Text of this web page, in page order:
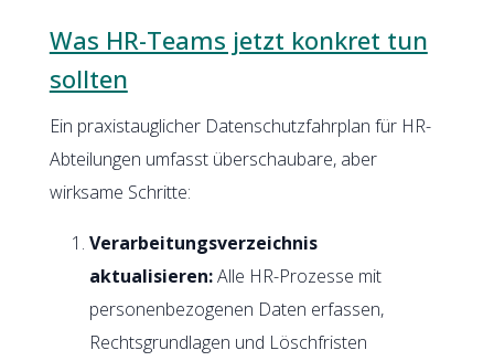
Was HR-Teams jetzt konkret tun
sollten
Ein praxistauglicher Datenschutzfahrplan für HR-
Abteilungen umfasst überschaubare, aber
wirksame Schritte:
Verarbeitungsverzeichnis
aktualisieren:Alle HR-Prozesse mit
personenbezogenen Daten erfassen,
Rechtsgrundlagen und Löschfristen